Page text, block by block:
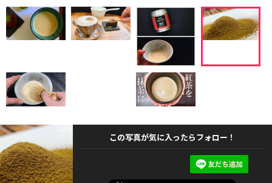
この写真が気に入ったらフォロー！